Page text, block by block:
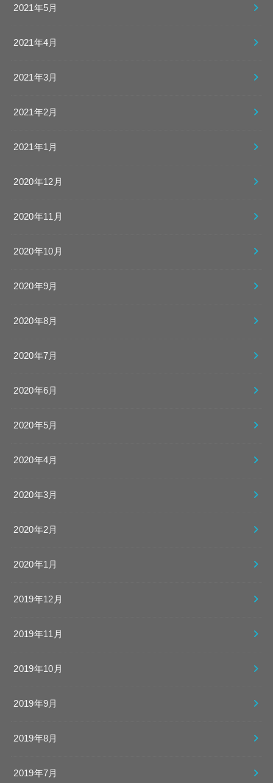
2021年5月
2021年4月
2021年3月
2021年2月
2021年1月
2020年12月
2020年11月
2020年10月
2020年9月
2020年8月
2020年7月
2020年6月
2020年5月
2020年4月
2020年3月
2020年2月
2020年1月
2019年12月
2019年11月
2019年10月
2019年9月
2019年8月
2019年7月